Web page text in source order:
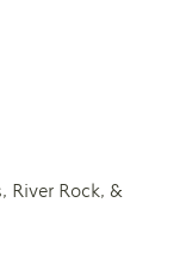
River Rock, &